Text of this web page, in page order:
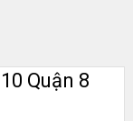
Quận 8